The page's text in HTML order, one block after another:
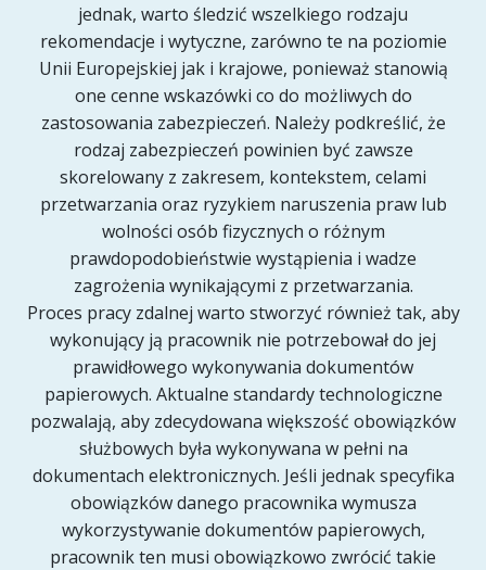
jednak, warto śledzić wszelkiego rodzaju
rekomendacje i wytyczne, zarówno te na poziomie
Unii Europejskiej jak i krajowe, ponieważ stanowią
one cenne wskazówki co do możliwych do
zastosowania zabezpieczeń. Należy podkreślić, że
rodzaj zabezpieczeń powinien być zawsze
skorelowany z zakresem, kontekstem, celami
przetwarzania oraz ryzykiem naruszenia praw lub
wolności osób fizycznych o różnym
prawdopodobieństwie wystąpienia i wadze
zagrożenia wynikającymi z przetwarzania.
Proces pracy zdalnej warto stworzyć również tak, aby
wykonujący ją pracownik nie potrzebował do jej
prawidłowego wykonywania dokumentów
papierowych. Aktualne standardy technologiczne
pozwalają, aby zdecydowana większość obowiązków
służbowych była wykonywana w pełni na
dokumentach elektronicznych. Jeśli jednak specyfika
obowiązków danego pracownika wymusza
wykorzystywanie dokumentów papierowych,
pracownik ten musi obowiązkowo zwrócić takie